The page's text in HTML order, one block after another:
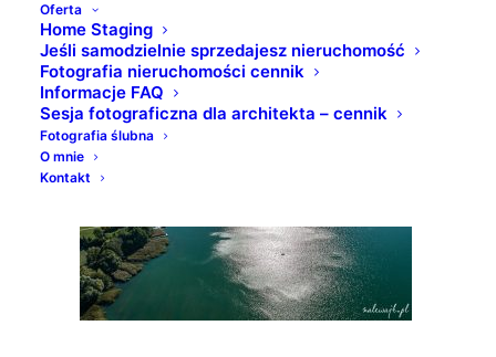
Oferta
Home Staging
Jeśli samodzielnie sprzedajesz nieruchomość
Fotografia nieruchomości cennik
Informacje FAQ
Sesja fotograficzna dla architekta – cennik
Fotografia ślubna
O mnie
Kontakt